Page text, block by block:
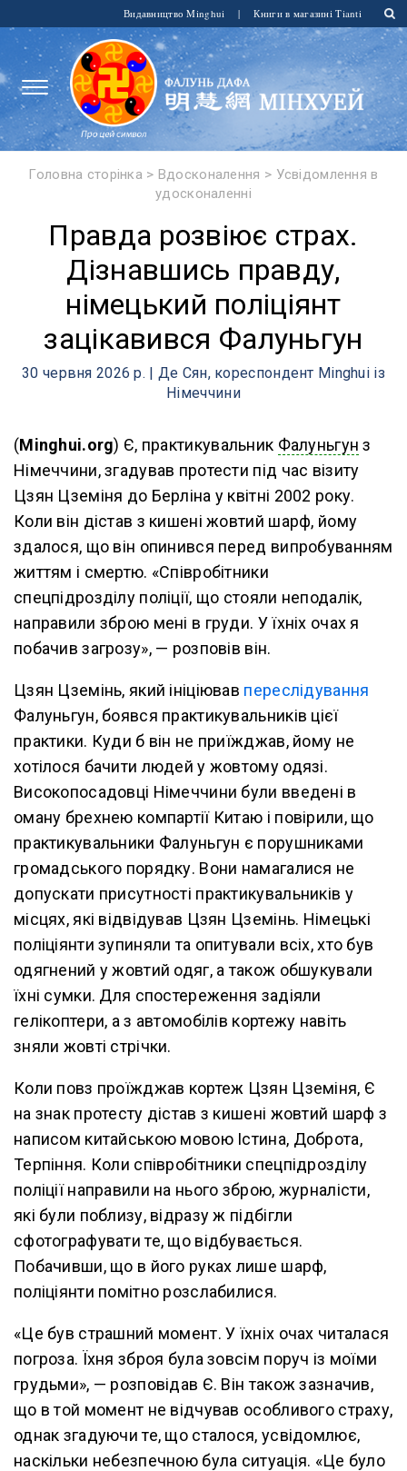
Видавництво Minghui | Книги в магазині Tianti
Головна сторінка > Вдосконалення > Усвідомлення в
удосконаленні
Правда розвіює страх.
Дізнавшись правду,
німецький поліціянт
зацікавився Фалуньгун
30 червня 2026 р. | Де Сян, кореспондент Minghui із
Німеччини
(Minghui.org) Є, практикувальник Фалуньгун з
Німеччини, згадував протести під час візиту
Цзян Цземіня до Берліна у квітні 2002 року.
Коли він дістав з кишені жовтий шарф, йому
здалося, що він опинився перед випробуванням
життям і смертю. «Співробітники
спецпідрозділу поліції, що стояли неподалік,
направили зброю мені в груди. У їхніх очах я
побачив загрозу», — розповів він.
Цзян Цземінь, який ініціював переслідування
Фалуньгун, боявся практикувальників цієї
практики. Куди б він не приїжджав, йому не
хотілося бачити людей у жовтому одязі.
Високопосадовці Німеччини були введені в
оману брехнею компартії Китаю і повірили, що
практикувальники Фалуньгун є порушниками
громадського порядку. Вони намагалися не
допускати присутності практикувальників у
місцях, які відвідував Цзян Цземінь. Німецькі
поліціянти зупиняли та опитували всіх, хто був
одягнений у жовтий одяг, а також обшукували
їхні сумки. Для спостереження задіяли
гелікоптери, а з автомобілів кортежу навіть
зняли жовті стрічки.
Коли повз проїжджав кортеж Цзян Цземіня, Є
на знак протесту дістав з кишені жовтий шарф з
написом китайською мовою Істина, Доброта,
Терпіння. Коли співробітники спецпідрозділу
поліції направили на нього зброю, журналісти,
які були поблизу, відразу ж підбігли
сфотографувати те, що відбувається.
Побачивши, що в його руках лише шарф,
поліціянти помітно розслабилися.
«Це був страшний момент. У їхніх очах читалася
погроза. Їхня зброя була зовсім поруч із моїми
грудьми», — розповідав Є. Він також зазначив,
що в той момент не відчував особливого страху,
однак згадуючи те, що сталося, усвідомлює,
наскільки небезпечною була ситуація. «Це було